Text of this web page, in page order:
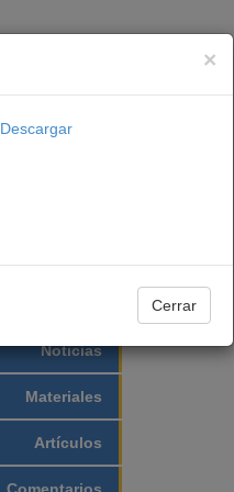
×
Descargar
Cerrar
Noticias
Materiales
Artículos